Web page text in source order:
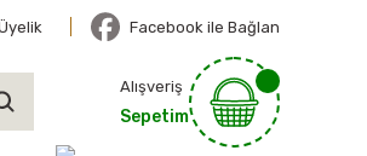
Facebook ile Bağlan
Alışveriş
Sepetim